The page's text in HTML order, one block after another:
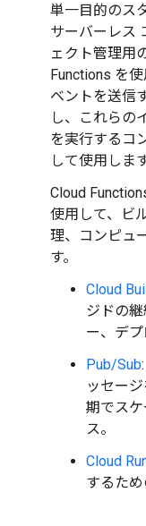
単一目的のス
サーバーレス
ェクト管理用
Functions を
ベントを送信
し、これらの
を実行するコ
して使用します
Cloud
使用して、ビ
理、コンピュ
す。
Cloud
ジドの
ー、デプ
Pub/Sub
ッセー
期でス
ス。
Cloud
するため